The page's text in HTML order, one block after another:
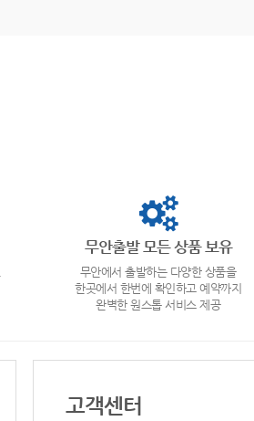
무안출발 모든 상품 보유
무안에서 출발하는 다양한 상품을
한곳에서 한번에 확인하고 예약까지
완벽한 원스톱 서비스 제공
고객센터